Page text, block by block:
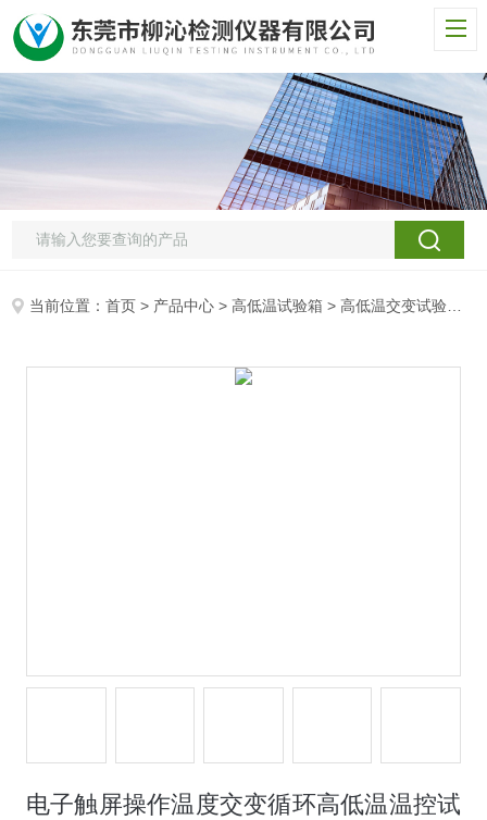
当前位置：首页 > 产品中心 >高低温试验箱 >高低温交变试验箱
电子触屏操作温度交变循环高低温温控试